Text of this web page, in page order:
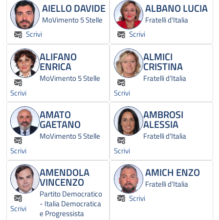
Scrivi
AIELLO DAVIDE
MoVimento 5 Stelle
Scrivi
ALBANO LUCIA
Fratelli d'Italia
Scrivi
ALIFANO
ENRICA
MoVimento 5 Stelle
Scrivi
ALMICI
CRISTINA
Fratelli d'Italia
Scrivi
AMATO
GAETANO
MoVimento 5 Stelle
Scrivi
AMBROSI
ALESSIA
Fratelli d'Italia
Scrivi
AMENDOLA
VINCENZO
Partito Democratico
- Italia Democratica
e Progressista
Scrivi
AMICH ENZO
Fratelli d'Italia